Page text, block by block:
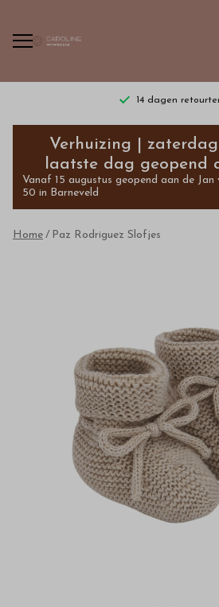
14 dagen
Paz
Rodriguez
Slofjes
hoge
kwaliteit
onze
webshop
Verhuizing |
laatste dag geopend
Vanaf 15 augustus geopend aan de
50 in Barneveld
Home Paz Rodriguez Slofjes